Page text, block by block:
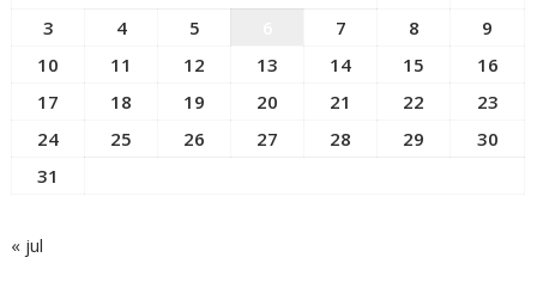
3
4 5 7 8
9
10
11 12 13 14 15
16
17
18 19 20 21 22
23
24
25 26 27 28 29
30
31
« jul